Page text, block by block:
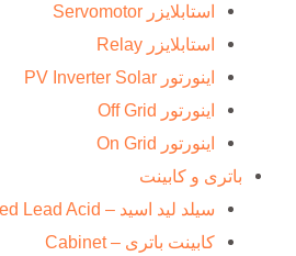
استابلایزر Servomotor
استابلایزر Relay
اینورتور PV Inverter Solar
اینورتور Off Grid
اینورتور On Grid
باتری و کابینت
سیلد لید اسید – Sealed Lead Acid
کابینت باتری – Cabinet